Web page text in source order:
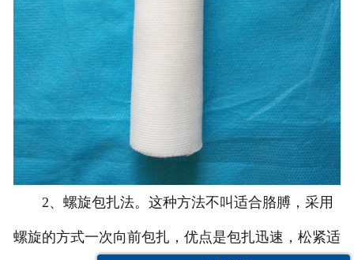
2、螺旋包扎法。这种方法不叫适合胳膊，采用
螺旋的方式一次向前包扎，优点是包扎迅速，松紧适